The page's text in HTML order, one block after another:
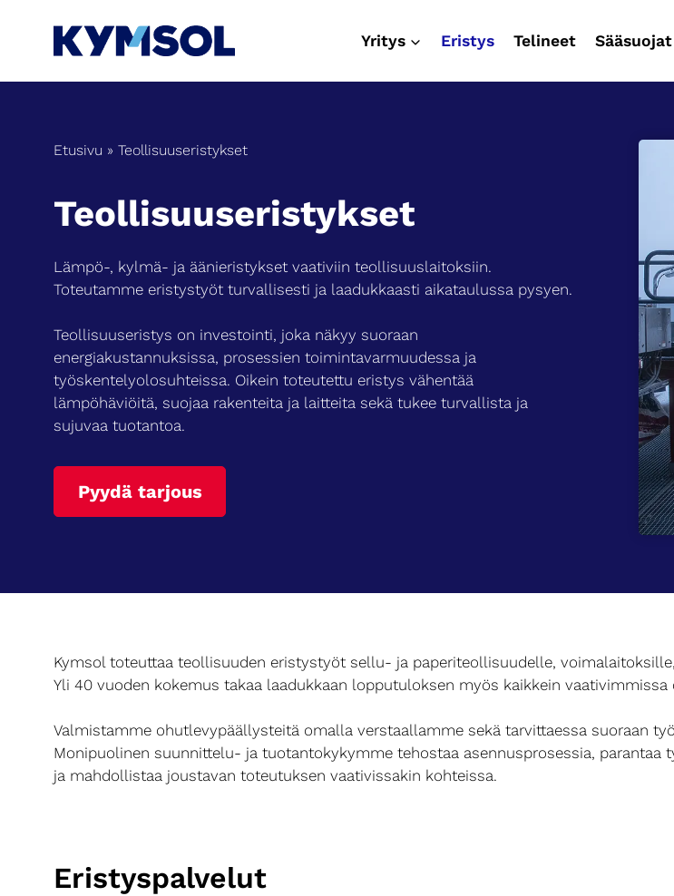
sisältöön
Yritys Eristys Telineet Sääsuojat
Etusivu » Teollisuuseristykset
Teollisuuseristykset
Lämpö-, kylmä- ja äänieristykset vaativiin teollisuuslaitoksiin.
Toteutamme eristystyöt turvallisesti ja laadukkaasti aikataulussa pysyen.
Teollisuuseristys on investointi, joka näkyy suoraan
energiakustannuksissa, prosessien toimintavarmuudessa ja
työskentelyolosuhteissa. Oikein toteutettu eristys vähentää
lämpöhäviöitä, suojaa rakenteita ja laitteita sekä tukee turvallista ja
sujuvaa tuotantoa.
Pyydä tarjous
Kymsol toteuttaa teollisuuden eristystyöt sellu- ja paperiteollisuudelle,
Yli 40 vuoden kokemus takaa laadukkaan lopputuloksen myös kaikkein vaativimmissa
Valmistamme ohutlevypäällysteitä omalla verstaallamme sekä tarvittaessa suoraan
Monipuolinen suunnittelu- ja tuotantokykymme tehostaa asennusprosessia, parantaa
ja mahdollistaa joustavan toteutuksen vaativissakin kohteissa.
Eristyspalvelut